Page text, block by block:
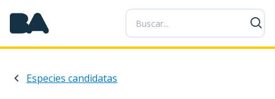
P
a
s
a
Especies candidatas